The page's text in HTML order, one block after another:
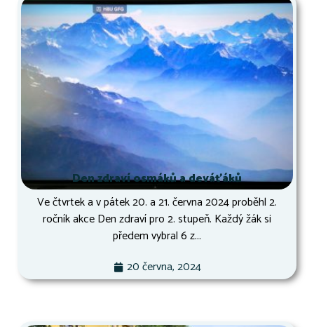
Den zdraví osmáků a deváťáků
Ve čtvrtek a v pátek 20. a 21. června 2024 proběhl 2.
ročník akce Den zdraví pro 2. stupeň. Každý žák si
předem vybral 6 z...
20 června, 2024